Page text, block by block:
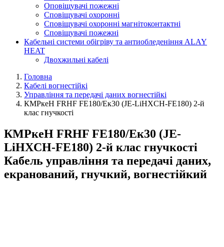
Оповіщувачі пожежні
Сповіщувачі охоронні
Сповіщувачі охоронні магнітоконтактні
Сповіщувачі пожежні
Кабельні системи обігріву та антиобледеніння ALAY
HEAT
Двохжильні кабелі
Головна
Кабелі вогнестійкі
Управління та передачі даних вогнестійкі
КМРкeН FRHF FE180/Eк30 (JE-LiHXCH-FE180) 2-й
клас гнучкості
КМРкeН FRHF FE180/Eк30 (JE-
LiHXCH-FE180) 2-й клас гнучкості
Кабель управління та передачі даних,
екранований, гнучкий, вогнестійкий